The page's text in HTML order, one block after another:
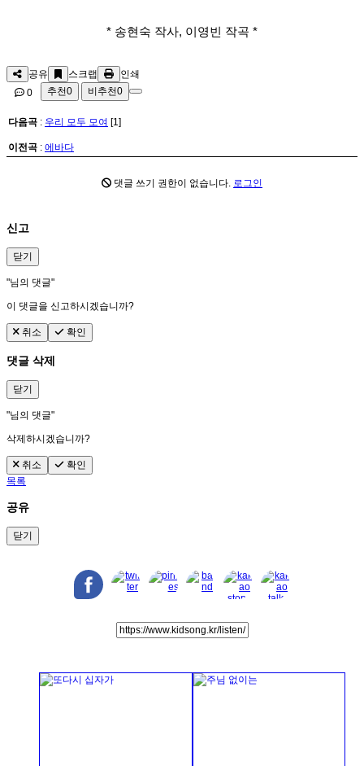
* 송현숙 작사, 이영빈 작곡 *
공유 스크랩
인쇄
0
추천0 비추천0
다음곡 : 우리 모두 모여 [1]
이전곡 : 에바다
댓글 쓰기 권한이 없습니다. 로그인
신고
닫기
"님의 댓글"
이 댓글을 신고하시겠습니까?
취소 확인
댓글 삭제
닫기
"님의 댓글"
삭제하시겠습니까?
취소
확인
목록
공유
닫기